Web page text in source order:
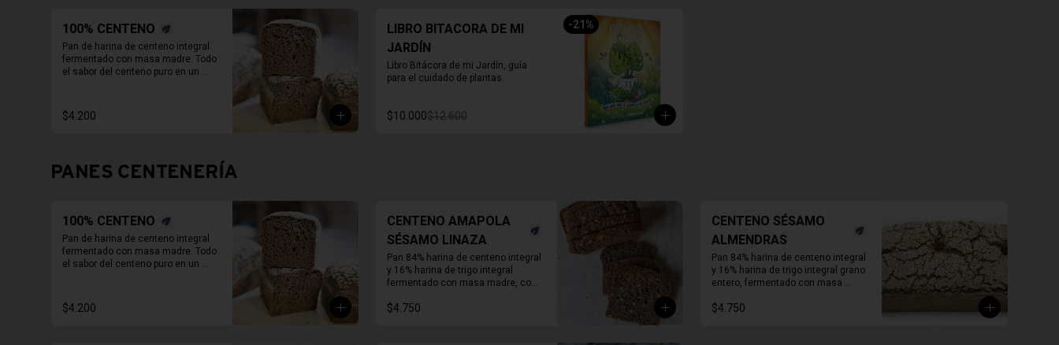
100% CENTENO
Pan de harina de centeno integral
fermentado con masa madre. Todo
el sabor del centeno puro en un
En primavera verano REFRIGERAR
INMEDIATAMENTE.
$4.200
-21 %
LIBRO BITACORA DE MI
JARDÍN
Libro Bitácora de mi Jardín, guía
para el cuidado de plantas.
$10.000$12.600
PANES CENTENERÍA
100% CENTENO
Pan de harina de centeno integral
fermentado con masa madre. Todo
el sabor del centeno puro en un
En primavera verano REFRIGERAR
INMEDIATAMENTE.
$4.200
CENTENO AMAPOLA
SÉSAMO LINAZA
Pan 84% harina de centeno integral
y 16% harina de trigo integral
fermentado con masa madre, con
sésamo y linaza. Molde de 1 KG.
$4.750
CENTENO SÉSAMO
ALMENDRAS
Pan 84% harina de centeno integral
y 16% harina de trigo integral grano
entero, fermentado con masa
almendras activadas.
$4.750